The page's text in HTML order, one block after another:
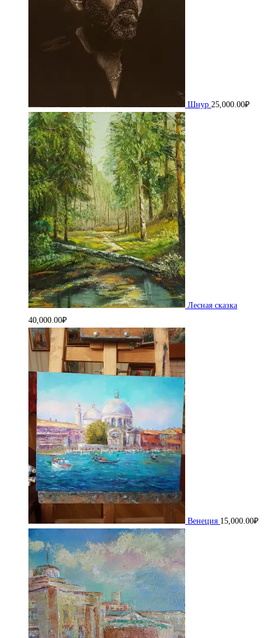
Шнур 25,000.00₽
Лесная сказка
40,000.00₽
Венеция 15,000.00₽